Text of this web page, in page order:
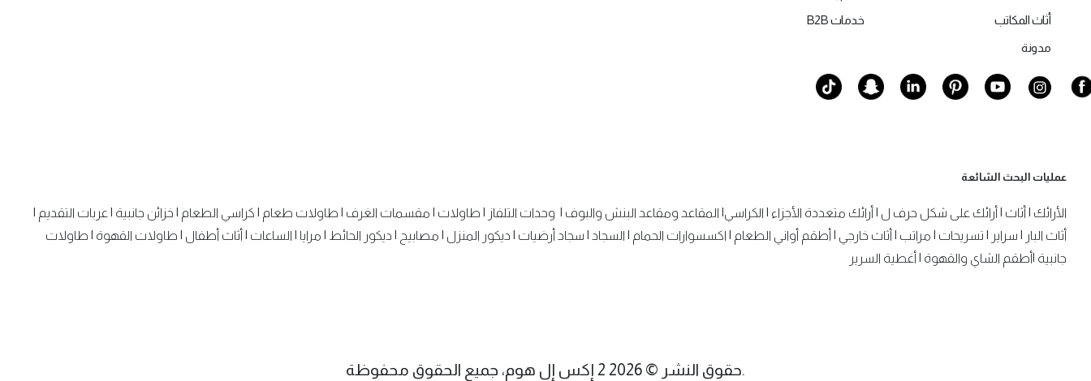
أثاث المكاتب
مدونة
خدمات B2B
عمليات البحث الشائعة
الأرائك أثاث أرائك على شكل حرف ل أرائك متعددة الأجزاء الكراسي المقاعد ومقاعد البنش والبوف وحدات التلفاز طاولات مقسمات الغرف طاولات طعام كراسي الطعام خزائن جانبية عربات التقديم
أثاث البار
سراير تسريحات مراتب أثاث خارجي أطقم أواني الطعام اكسسوارات الحمام السجاد سجاد أرضيات ديكور المنزل مصابيح ديكور الحائط مرايا الساعات أثاث أطفال طاولات القهوة
طاولات
جانبية أطقم الشاي والقهوة أغطية السرير
.حقوق النشر © 2026 2 إكس إل هوم، جميع الحقوق محفوظة